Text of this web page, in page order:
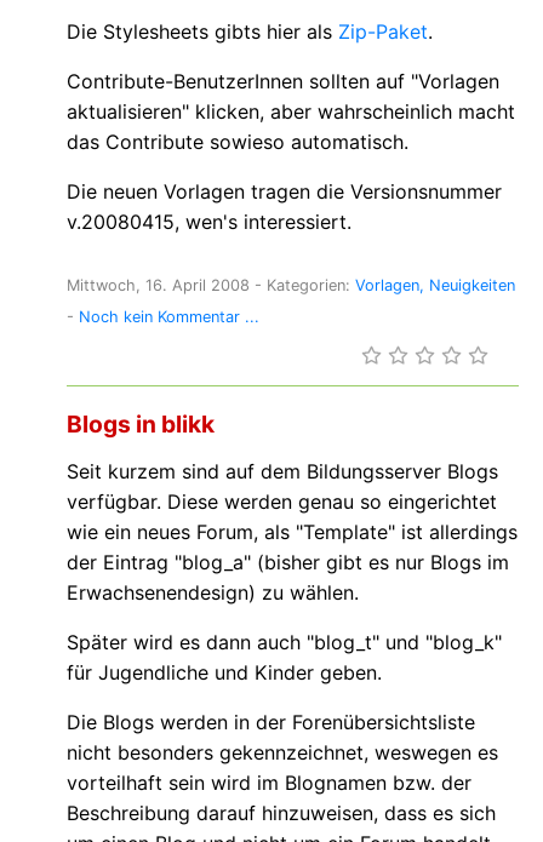
Die Stylesheets gibts hier als Zip-Paket.
Contribute-BenutzerInnen sollten auf "Vorlagen
aktualisieren" klicken, aber wahrscheinlich macht
das Contribute sowieso automatisch.
Die neuen Vorlagen tragen die Versionsnummer
v.20080415, wen's interessiert.
Mittwoch, 16. April 2008 - Kategorien: Vorlagen Neuigkeiten
- Noch kein Kommentar ...
Blogs in blikk
Seit kurzem sind auf dem Bildungsserver Blogs
verfügbar. Diese werden genau so eingerichtet
wie ein neues Forum, als "Template" ist allerdings
der Eintrag "blog_a" (bisher gibt es nur Blogs im
Erwachsenendesign) zu wählen.
Später wird es dann auch "blog_t" und "blog_k"
für Jugendliche und Kinder geben.
Die Blogs werden in der Forenübersichtsliste
nicht besonders gekennzeichnet, weswegen es
vorteilhaft sein wird im Blognamen bzw. der
Beschreibung darauf hinzuweisen, dass es sich